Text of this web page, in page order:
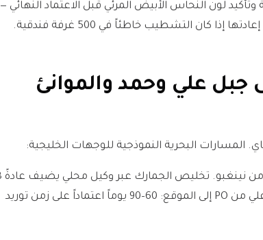
لون النحاس الأبيض المرئي قبل الاعتماد النهائي —
كان التشطيب خاطئاً في 500 غرفة فندقية.
جبل علي وحمد والموانئ
المسارات البحرية النموذجية للوجهات الخليجية:
أيام عمل. التسليم الكلي من تايتشو إلى جبل علي من PO إلى الموقع: 60–90 يوماً اعتماداً على زمن توريد